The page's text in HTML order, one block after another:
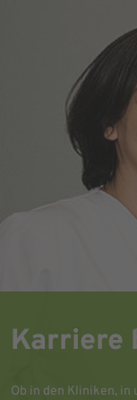
Karriere
Ob in den Kliniken, in